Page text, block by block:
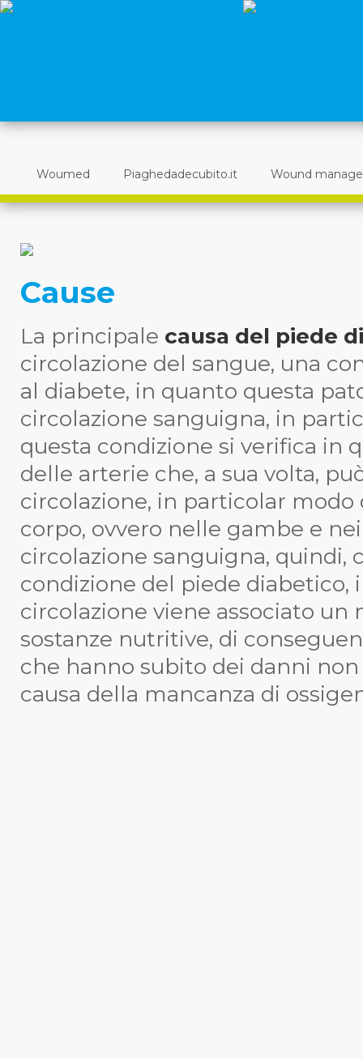
Woumed Piaghedadecubito.it Wound
Cause
La principale causa del piede
circolazione del sangue, una
al diabete, in quanto questa
circolazione sanguigna, in
questa condizione si verifica in
delle arterie che, a sua volta,
circolazione, in particolar
corpo, ovvero nelle gambe e
circolazione sanguigna, quindi,
condizione del piede diabetico,
circolazione viene associato un
sostanze nutritive, di
che hanno subito dei danni
causa della mancanza di